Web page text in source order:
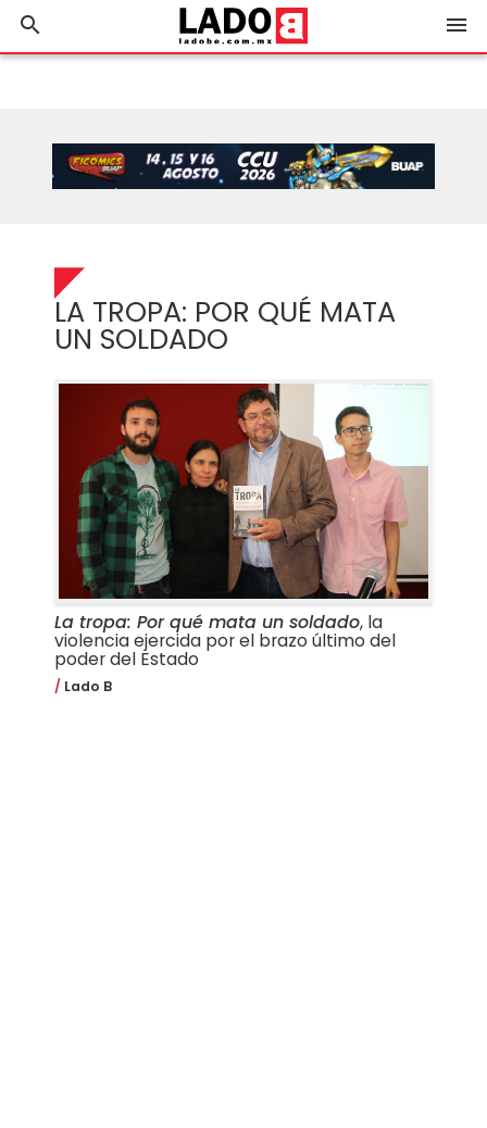
search menu
LA TROPA: POR QUÉ MATA
UN SOLDADO
La tropa: Por qué mata un soldado, la
violencia ejercida por el brazo último del
poder del Estado
Lado B